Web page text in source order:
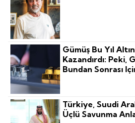
Gümüş Bu Yıl
Kazandırdı: Peki,
Bundan Sonrası
Türkiye, Suudi
Üçlü Savunma